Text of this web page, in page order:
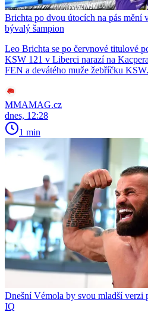
Brichta po dvou útocích na pás mění
bývalý šampion
Leo Brichta se po červnové titulové
KSW 121 v Liberci narazí na
FEN a devátého muže žebříčku KSW.
MMAMAG.cz
dnes, 12:28
1 min
Dnešní Vémola by svou mladší verzi
IQ